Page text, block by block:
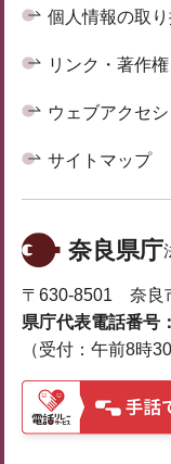
個人情報の取
リンク・著作
ウェブアクセ
サイトマップ
奈良県庁
〒630-8501 奈良
県庁代表電話番号：
（受付：午前8時